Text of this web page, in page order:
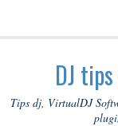
DJ
Tips dj, VirtualDJ